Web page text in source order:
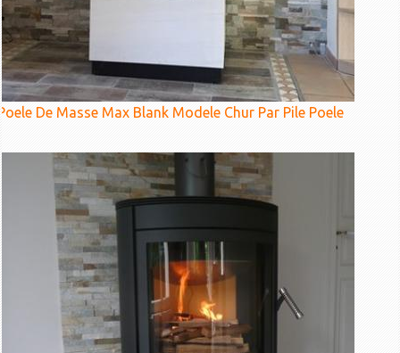
De Masse Max Blank Modele Chur Par Pile Poele